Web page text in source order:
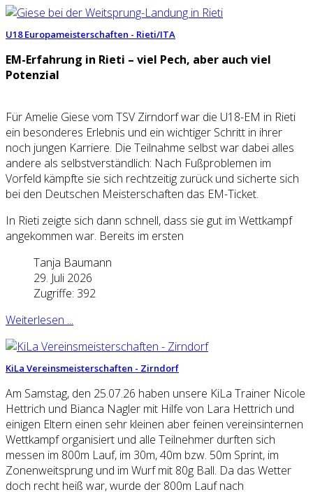
U18 Europameisterschaften - Rieti/ITA
EM-Erfahrung in Rieti – viel Pech, aber auch viel
Potenzial
Für Amelie Giese vom TSV Zirndorf war die U18-EM in Rieti
ein besonderes Erlebnis und ein wichtiger Schritt in ihrer
noch jungen Karriere. Die Teilnahme selbst war dabei alles
andere als selbstverständlich: Nach Fußproblemen im
Vorfeld kämpfte sie sich rechtzeitig zurück und sicherte sich
bei den Deutschen Meisterschaften das EM-Ticket.
In Rieti zeigte sich dann schnell, dass sie gut im Wettkampf
angekommen war. Bereits im ersten
Tanja Baumann
29. Juli 2026
Zugriffe: 392
Weiterlesen ...
KiLa Vereinsmeisterschaften - Zirndorf
Am Samstag, den 25.07.26 haben unsere KiLa Trainer Nicole
Hettrich und Bianca Nagler mit Hilfe von Lara Hettrich und
einigen Eltern einen sehr kleinen aber feinen vereinsinternen
Wettkampf organisiert und alle Teilnehmer durften sich
messen im 800m Lauf, im 30m, 40m bzw. 50m Sprint, im
Zonenweitsprung und im Wurf mit 80g Ball. Da das Wetter
doch recht heiß war, wurde der 800m Lauf nach